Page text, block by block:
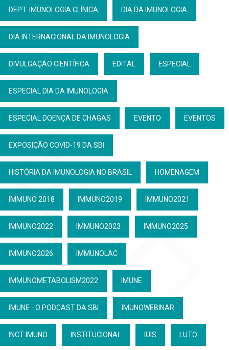
DEPT. IMUNOLOGIA CLÍNICA DIA DA IMUNOLOGIA
DIA INTERNACIONAL DA IMUNOLOGIA
DIVULGAÇÃO CIENTÍFICA EDITAL ESPECIAL
ESPECIAL DIA DA IMUNOLOGIA
ESPECIAL DOENÇA DE CHAGAS EVENTO EVENTOS
EXPOSIÇÃO COVID-19 DA SBI
HISTÓRIA DA IMUNOLOGIA NO BRASIL HOMENAGEM
IMMUNO 2018 IMMUNO2019 IMMUNO2021
IMMUNO2022 IMMUNO2023 IMMUNO2025
IMMUNO2026 IMMUNOLAC
IMMUNOMETABOLISM2022 IMUNE
IMUNE - O PODCAST DA SBI IMUNOWEBINAR
INCT IMUNO INSTITUCIONAL IUIS LUTO